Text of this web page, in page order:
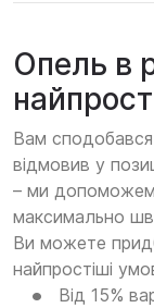
Опель в
Вам
відмовив у
– ми
максимально
Ви можете
найпростіші
Від 15%